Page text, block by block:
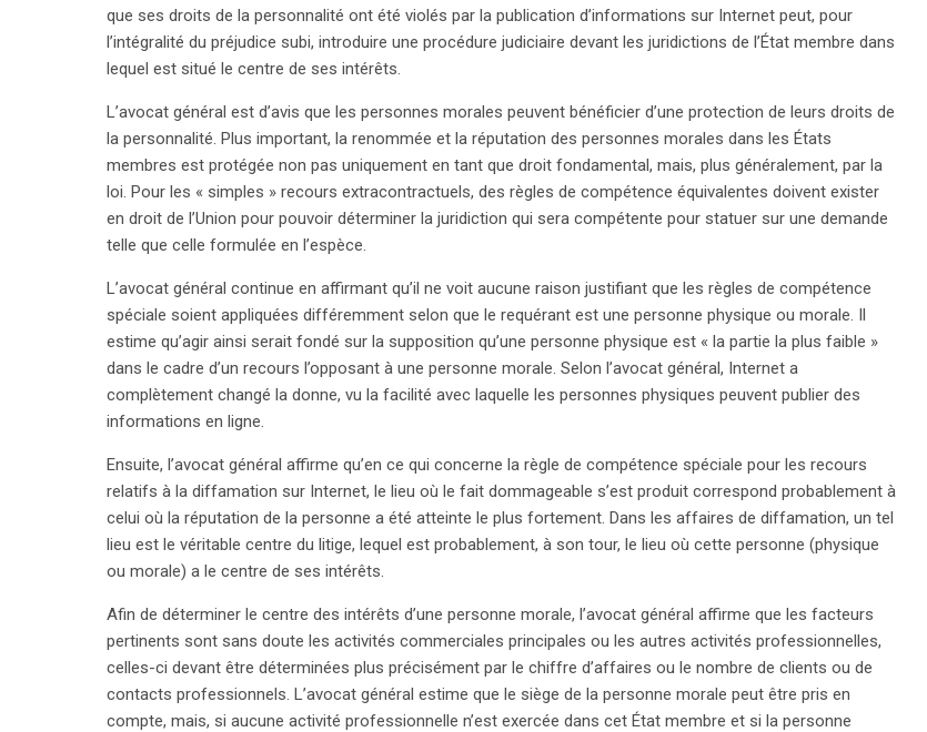
que ses droits de la personnalité ont été violés par la publication d’informations sur Internet peut, pour
l’intégralité du préjudice subi, introduire une procédure judiciaire devant les juridictions de l’État membre dans
lequel est situé le centre de ses intérêts.
L’avocat général est d’avis que les personnes morales peuvent bénéficier d’une protection de leurs droits de
la personnalité. Plus important, la renommée et la réputation des personnes morales dans les États
membres est protégée non pas uniquement en tant que droit fondamental, mais, plus généralement, par la
loi. Pour les « simples » recours extracontractuels, des règles de compétence équivalentes doivent exister
en droit de l’Union pour pouvoir déterminer la juridiction qui sera compétente pour statuer sur une demande
telle que celle formulée en l’espèce.
L’avocat général continue en affirmant qu’il ne voit aucune raison justifiant que les règles de compétence
spéciale soient appliquées différemment selon que le requérant est une personne physique ou morale. Il
estime qu’agir ainsi serait fondé sur la supposition qu’une personne physique est « la partie la plus faible »
dans le cadre d’un recours l’opposant à une personne morale. Selon l’avocat général, Internet a
complètement changé la donne, vu la facilité avec laquelle les personnes physiques peuvent publier des
informations en ligne.
Ensuite, l’avocat général affirme qu’en ce qui concerne la règle de compétence spéciale pour les recours
relatifs à la diffamation sur Internet, le lieu où le fait dommageable s’est produit correspond probablement à
celui où la réputation de la personne a été atteinte le plus fortement. Dans les affaires de diffamation, un tel
lieu est le véritable centre du litige, lequel est probablement, à son tour, le lieu où cette personne (physique
ou morale) a le centre de ses intérêts.
Afin de déterminer le centre des intérêts d’une personne morale, l’avocat général affirme que les facteurs
pertinents sont sans doute les activités commerciales principales ou les autres activités professionnelles,
celles-ci devant être déterminées plus précisément par le chiffre d’affaires ou le nombre de clients ou de
contacts professionnels. L’avocat général estime que le siège de la personne morale peut être pris en
compte, mais, si aucune activité professionnelle n’est exercée dans cet État membre et si la personne